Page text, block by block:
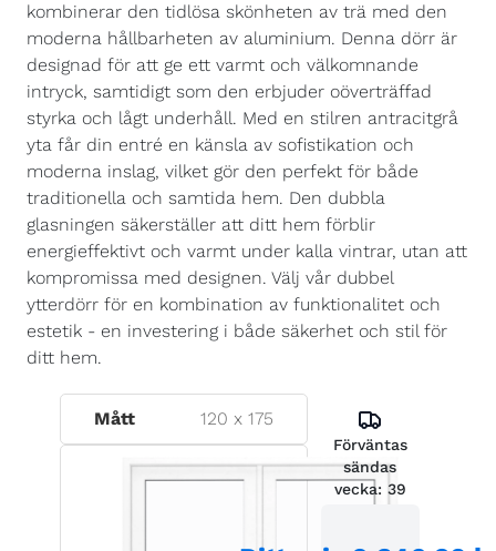
kombinerar den tidlösa skönheten av trä med den
moderna hållbarheten av aluminium. Denna dörr är
designad för att ge ett varmt och välkomnande
intryck, samtidigt som den erbjuder oöverträffad
styrka och lågt underhåll. Med en stilren antracitgrå
yta får din entré en känsla av sofistikation och
moderna inslag, vilket gör den perfekt för både
traditionella och samtida hem. Den dubbla
glasningen säkerställer att ditt hem förblir
energieffektivt och varmt under kalla vintrar, utan att
kompromissa med designen. Välj vår dubbel
ytterdörr för en kombination av funktionalitet och
estetik - en investering i både säkerhet och stil för
ditt hem.
Mått 120 x175
Förväntas
sändas
vecka: 39